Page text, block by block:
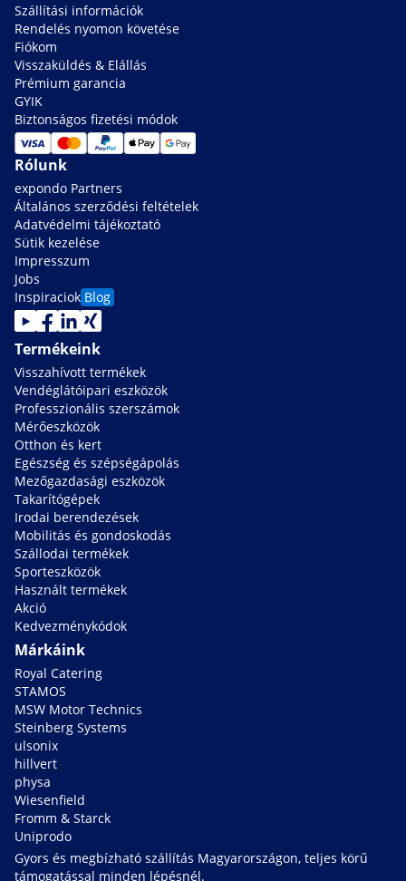
Szállítási információk
Rendelés nyomon követése
Fiókom
Visszaküldés & Elállás
Prémium garancia
GYIK
Biztonságos fizetési módok
Rólunk
expondo Partners
Általános szerződési feltételek
Adatvédelmi tájékoztató
Sütik kezelése
Impresszum
Jobs
Inspiraciok Blog
Termékeink
Visszahívott termékek
Vendéglátóipari eszközök
Professzionális szerszámok
Mérőeszközök
Otthon és kert
Egészség és szépségápolás
Mezőgazdasági eszközök
Takarítógépek
Irodai berendezések
Mobilitás és gondoskodás
Szállodai termékek
Sporteszközök
Használt termékek
Akció
Kedvezménykódok
Márkáink
Royal Catering
STAMOS
MSW Motor Technics
Steinberg Systems
ulsonix
hillvert
physa
Wiesenfield
Fromm & Starck
Uniprodo
Gyors és megbízható szállítás Magyarországon, teljes körű
támogatással minden lépésnél.